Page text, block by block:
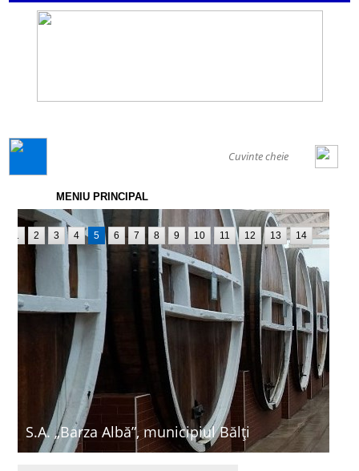
MENIU PRINCIPAL
S.A. „Barza Albă”, municipiul Bălți
1 2 3 4 5 6 7 8 9 10 11 12 13 14